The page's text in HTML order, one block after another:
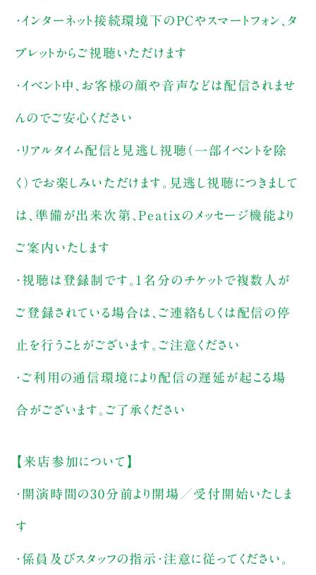
・インターネット接続環境下のPCやスマートフォン、タ
ブレットからご視聴いただけます
・イベント中、お客様の顔や音声などは配信されませ
んのでご安心ください
・リアルタイム配信と見逃し視聴（一部イベントを除
く）でお楽しみいただけます。見逃し視聴につきまして
は、準備が出来次第、Peatixのメッセージ機能より
ご案内いたします
・視聴は登録制です。1名分のチケットで複数人が
ご登録されている場合は、ご連絡もしくは配信の停
止を行うことがございます。ご注意ください
・ご利用の通信環境により配信の遅延が起こる場
合がございます。ご了承ください
【来店参加について】
・開演時間の30分前より開場／受付開始いたしま
す
・係員及びスタッフの指示・注意に従ってください。